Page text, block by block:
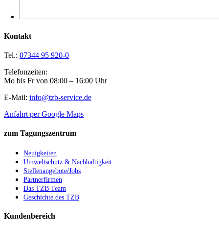
Kontakt
Tel.: 07344 95 920-0
Telefonzeiten:
Mo bis Fr von 08:00 – 16:00 Uhr
E-Mail: info@tzb-service.de
Anfahrt per Google Maps
zum Tagungszentrum
Neuigkeiten
Umweltschutz & Nachhaltigkeit
Stellenangebote/Jobs
Partnerfirmen
Das TZB Team
Geschichte des TZB
Kundenbereich